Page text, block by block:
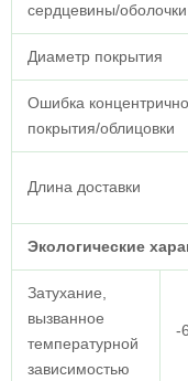
сердцевины/оболочки
Диаметр покрытия
Ошибка
покрытия/облицовки
Длина доставки
Экологические
Затухание,
вызванное
температурной
зависимостью
-